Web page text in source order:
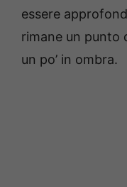
essere
rimane un punto
un po’ in ombra.